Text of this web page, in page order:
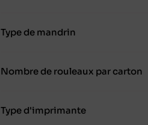
Type de mandrin
Nombre de rouleaux par carton
Type d'imprimante